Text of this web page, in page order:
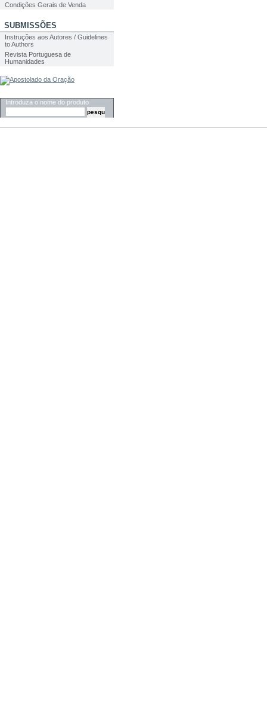
Condições Gerais de Venda
SUBMISSÕES
Instruções aos Autores / Guidelines
to Authors
Revista Portuguesa de
Humanidades
Introduza o nome do produto